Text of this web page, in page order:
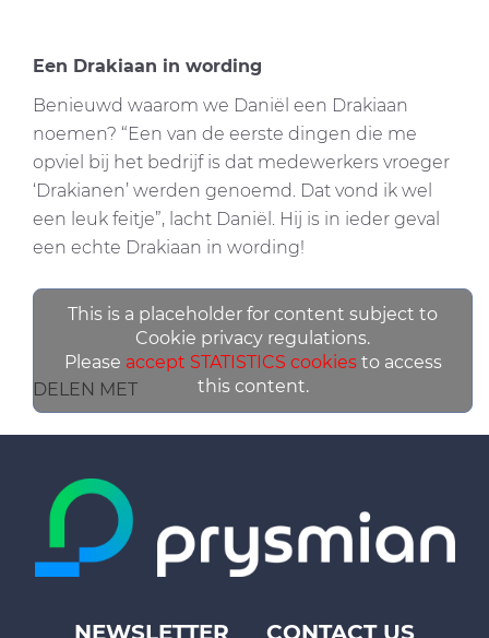
Een Drakiaan in wording
Benieuwd waarom we Daniël een Drakiaan
noemen? “Een van de eerste dingen die me
opviel bij het bedrijf is dat medewerkers vroeger
‘Drakianen’ werden genoemd. Dat vond ik wel
een leuk feitje”, lacht Daniël. Hij is in ieder geval
een echte Drakiaan in wording!
DELEN MET
This is a placeholder for content subject to
Cookie privacy regulations.
Please accept STATISTICS cookiesto access
this content.